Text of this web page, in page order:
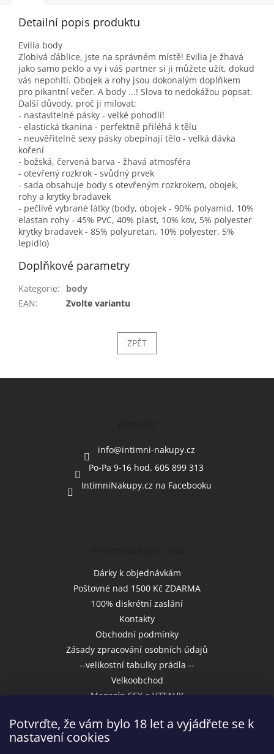
Potvrďte, že vám bylo 18 let a vyjádřete se k
nastavení cookies
Detailní popis produktu
Evilia body
Zlobivá ďáblice, jste na správném místě! Evilia je žhavá
jako samo peklo a vy i váš partner si ji můžete užít, dokud
vás nepohltí. Obojek a rohy jsou dokonalým doplňkem
pro pikantní večer. A body ...! Slova to nedokážou popsat.
Další důvody, proč ji milovat:
- nastavitelné pásky - velké pohodlí!
- elastická tkanina - perfektně přiléhá k tělu
- neuvěřitelně sexy pásky obepínají tělo - velká dávka
koření
- božská, červená barva - žhavá atmosféra
- otevřený rozkrok - svůdný prvek
- sada obsahuje body s otevřeným rozkrokem, obojek,
rohy a krytky bradavek
- pečlivě vybrané látky (body, obojek - 90% polyamid, 10%
elastan rohy - 45% PVC, 40% plast, 10% kov, 5% polyester
krytky bradavek - 85% polyuretan, 10% polyester, 5%
lepidlo)
Doplňkové parametry
Kategorie:
body
EAN: Zvolte variantu
ZPĚT
info@intimni-nakupy.cz
Po-Pa 9-16 hod. 605 899 313
IntimniNakupy.cz na Facebooku
Dárky k objednávkám
Poštovné nad 1500 Kč ZDARMA
100% diskrétní zaslání
Kontakty
Obchodní podmínky
Zásady zpracování osobních údajů
--velikostní tabulky prádla --
Velkoobchod
Magazín SEX a VZTAHY